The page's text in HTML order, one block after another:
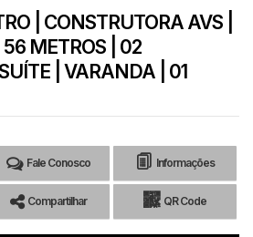
| CONSTRUTORA AVS |
METROS | 02
| VARANDA | 01
Fale Conosco Informações
Compartilhar QR Code